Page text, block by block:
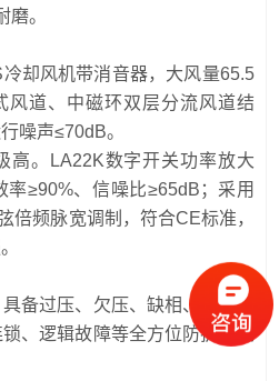
。
却风机带消音器，大风量65.5
风道、中磁环双层分流风道结
噪声≤70dB。
高。LA22K数字开关功率放大
≥90%、信噪比≥65dB；采用
倍频脉宽调制，符合CE标准，
备过压、欠压、缺相、过温、
、逻辑故障等全方位防护，试